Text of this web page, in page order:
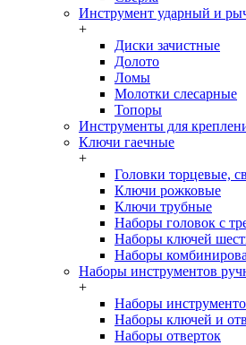
Инструмент ударный и
+
Диски зачистные
Долото
Ломы
Молотки слесарные
Топоры
Инструменты для
Ключи гаечные
+
Головки торцевые,
Ключи рожковые
Ключи трубные
Наборы головок c
Наборы ключей
Наборы
Наборы инструментов
+
Наборы
Наборы ключей и
Наборы отверток